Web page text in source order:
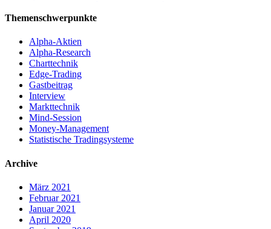
Themenschwerpunkte
Alpha-Aktien
Alpha-Research
Charttechnik
Edge-Trading
Gastbeitrag
Interview
Markttechnik
Mind-Session
Money-Management
Statistische Tradingsysteme
Archive
März 2021
Februar 2021
Januar 2021
April 2020